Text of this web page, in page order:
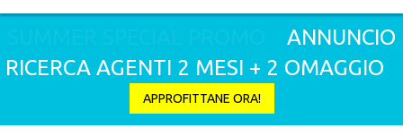
ANNUNCIO
RICERCA AGENTI 2 MESI + 2 OMAGGIO
APPROFITTANE ORA!